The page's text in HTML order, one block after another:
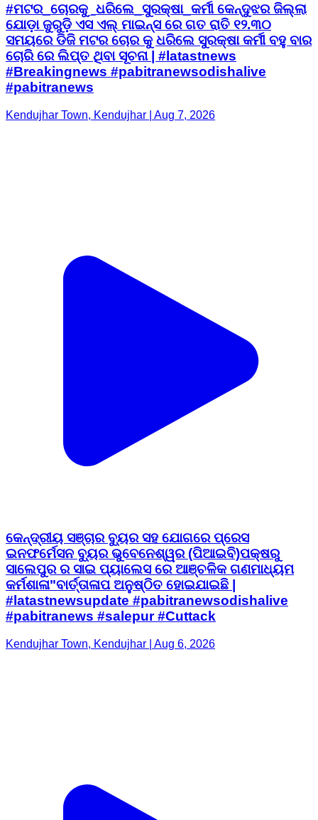
#ମଟର_ଚୋରକୁ_ଧରିଲେ_ସୁରକ୍ଷା_କର୍ମୀ କେନ୍ଦୁଝର ଜିଲ୍ଲା
ଯୋଡ଼ା ଜୁରୁଡ଼ି ଏସ ଏଲ୍ ମାଇନ୍ସ ରେ ଗତ ରାତି ୧୨.୩୦
ସମୟରେ ଡିଜି ମଟର ଚୋର କୁ ଧରିଲେ ସୁରକ୍ଷା କର୍ମୀ ବହୁ ବାର
ଚୋରି ରେ ଲିପ୍ତ ଥିବା ସୂଚନା | #latastnews
#Breakingnews #pabitranewsodishalive
#pabitranews
Kendujhar Town, Kendujhar | Aug 7, 2026
କେନ୍ଦ୍ରୀୟ ସଞ୍ଚାର ବ୍ୟୁର ସହ ଯୋଗରେ ପ୍ରେସ
ଇନଫର୍ମେସନ ବ୍ୟୁର ଭୁବେନେଶ୍ୱର (ପିଆଇବି)ପକ୍ଷରୁ
ସାଲେପୁର ର ସାଇ ପ୍ୟାଲେସ ରେ ଆଞ୍ଚଳିକ ଗଣମାଧ୍ୟମ
କର୍ମଶାଳା"ବାର୍ତ୍ତାଳାପ ଅନୁଷ୍ଠିତ ହୋଇଯାଇଛି |
#latastnewsupdate #pabitranewsodishalive
#pabitranews #salepur #Cuttack
Kendujhar Town, Kendujhar | Aug 6, 2026